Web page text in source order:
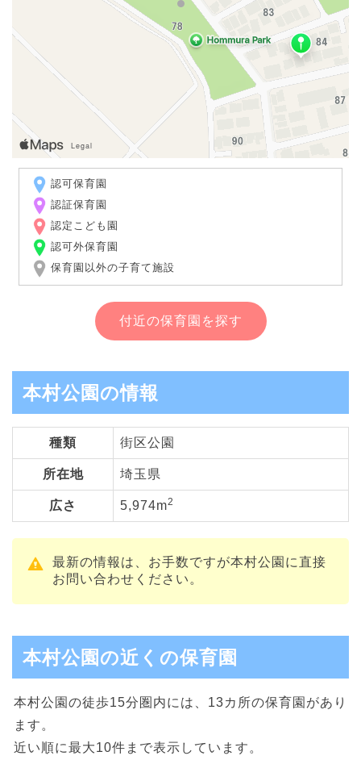
認可保育園
認証保育園
認定こども園
認可外保育園
保育園以外の子育て施設
付近の保育園を探す
本村公園の情報
種類 街区公園
所在地 埼玉県
広さ 5,974m2
最新の情報は、お手数ですが本村公園に直接
お問い合わせください。
本村公園の近くの保育園
本村公園の徒歩15分圏内には、13カ所の保育園があり
ます。
近い順に最大10件まで表示しています。